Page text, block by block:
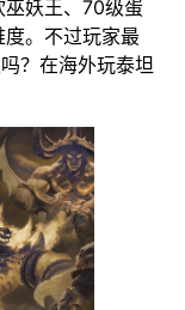
妖王、70级蛋
。不过玩家最
？在海外玩泰坦